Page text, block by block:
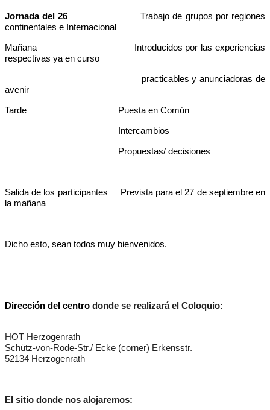
Jornada del 26 Trabajo de grupos por regiones
continentales e Internacional
Mañana Introducidos por las experiencias
respectivas ya en curso
practicables y anunciadoras de
avenir
Tarde Puesta en Común
Intercambios
Propuestas/ decisiones
Salida de los participantes Prevista para el 27 de septiembre en
la mañana
Dicho esto, sean todos muy bienvenidos.
Dirección del centro donde se realizará el Coloquio:
HOT Herzogenrath
Schütz-von-Rode-Str./ Ecke (corner) Erkensstr.
52134 Herzogenrath
El sitio donde nos alojaremos: